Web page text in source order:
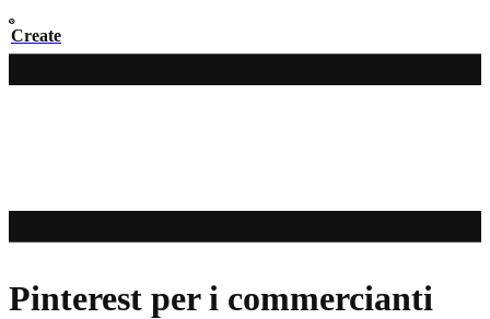
Create
Pinterest per i commercianti